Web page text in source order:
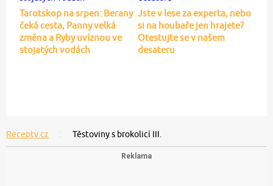
Tarotskop na srpen: Berany
čeká cesta, Panny velká
změna a Ryby uvíznou ve
stojatých vodách
Jste v lese za experta, nebo
si na houbaře jen hrajete?
Otestujte se v našem
desateru
Recepty.cz Těstoviny s brokolicí III.